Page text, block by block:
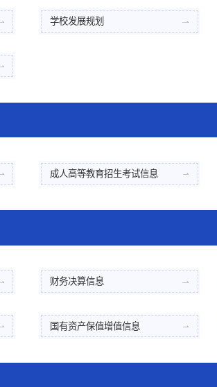
学校发展规划
成人高等教育招生考试信息
财务决算信息
国有资产保值增值信息